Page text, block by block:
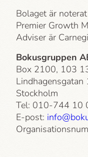
Bolaget är
Premier Growth
Adviser är
Bokusgruppen
Box 2100, 103
Stockholm
Tel: 010-744 10
E-post: